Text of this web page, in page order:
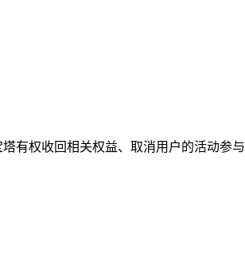
有权收回相关权益、取消用户的活动参